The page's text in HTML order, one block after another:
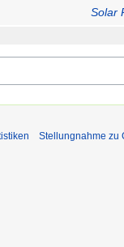
Solar
Stellungnahme zu